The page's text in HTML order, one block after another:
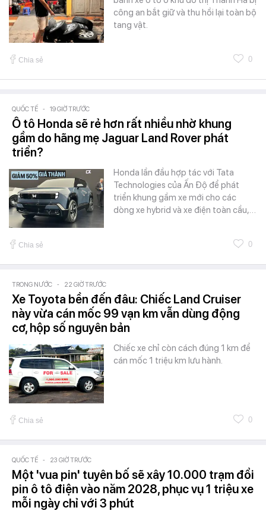
công an bắt giữ và thu hồi lại toàn bộ
tang vật.
Chia sẻ 0
QUỐC TẾ - 19 GIỜ TRƯỚC
Ô tô Honda sẽ rẻ hơn rất nhiều nhờ khung
gầm do hãng mẹ Jaguar Land Rover phát
triển?
Honda lần đầu hợp tác với Tata
Technologies của Ấn Độ để phát
triển khung gầm xe mới cho các
dòng xe hybrid và xe điện toàn cầu,…
Chia sẻ 0
TRONG NƯỚC - 22 GIỜ TRƯỚC
Xe Toyota bền đến đâu: Chiếc Land Cruiser
này vừa cán mốc 99 vạn km vẫn dùng động
cơ, hộp số nguyên bản
Chiếc xe chỉ còn cách đúng 1 km để
cán mốc 1 triệu km lưu hành.
Chia sẻ 0
QUỐC TẾ - 23 GIỜ TRƯỚC
Một 'vua pin' tuyên bố sẽ xây 10.000 trạm đổi
pin ô tô điện vào năm 2028, phục vụ 1 triệu xe
mỗi ngày chỉ với 3 phút